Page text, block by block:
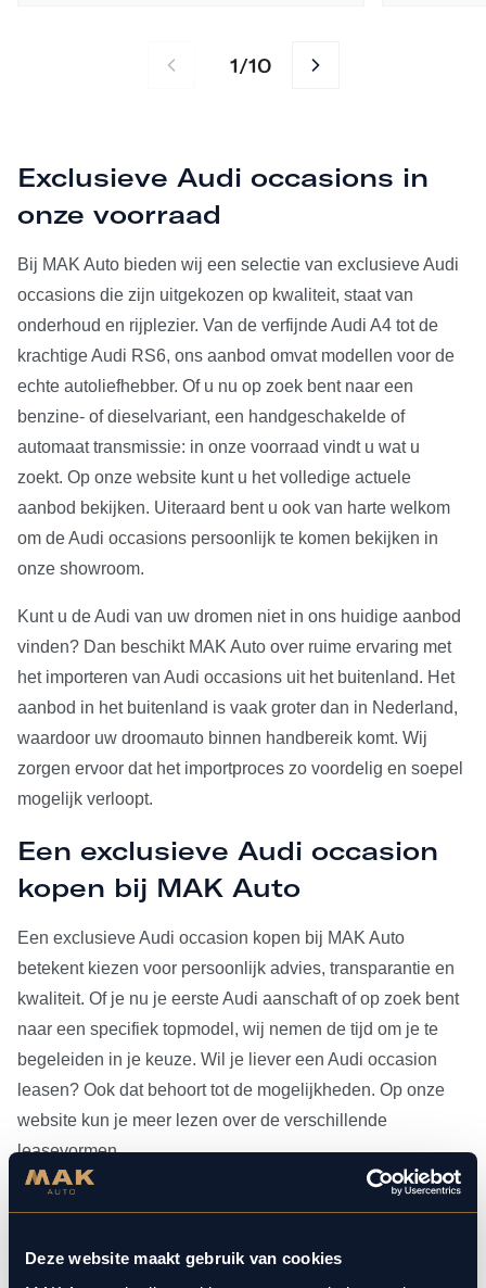
Deze website maakt gebruik van cookies
1/10
Exclusieve Audi occasions in
onze voorraad
Bij MAK Auto bieden wij een selectie van exclusieve Audi
occasions die zijn uitgekozen op kwaliteit, staat van
onderhoud en rijplezier. Van de verfijnde Audi A4 tot de
krachtige Audi RS6, ons aanbod omvat modellen voor de
echte autoliefhebber. Of u nu op zoek bent naar een
benzine- of dieselvariant, een handgeschakelde of
automaat transmissie: in onze voorraad vindt u wat u
zoekt. Op onze website kunt u het volledige actuele
aanbod bekijken. Uiteraard bent u ook van harte welkom
om de Audi occasions persoonlijk te komen bekijken in
onze showroom.
Kunt u de Audi van uw dromen niet in ons huidige aanbod
vinden? Dan beschikt MAK Auto over ruime ervaring met
het importeren van Audi occasions uit het buitenland. Het
aanbod in het buitenland is vaak groter dan in Nederland,
waardoor uw droomauto binnen handbereik komt. Wij
zorgen ervoor dat het importproces zo voordelig en soepel
mogelijk verloopt.
Een exclusieve Audi occasion
kopen bij MAK Auto
Een exclusieve Audi occasion kopen bij MAK Auto
betekent kiezen voor persoonlijk advies, transparantie en
kwaliteit. Of je nu je eerste Audi aanschaft of op zoek bent
naar een specifiek topmodel, wij nemen de tijd om je te
begeleiden in je keuze. Wil je liever een Audi occasion
leasen? Ook dat behoort tot de mogelijkheden. Op onze
website kun je meer lezen over de verschillende
leasevormen.
Heb je je Audi occasion eenmaal gevonden, dan kun je
aangesloten bij Bosch Car Service, beschikken onze